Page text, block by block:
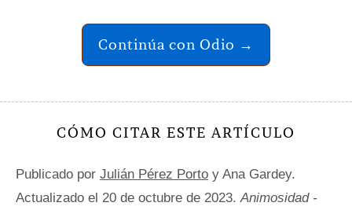
Continúa con Odio →
CÓMO CITAR ESTE ARTÍCULO
Publicado por Julián Pérez Porto y Ana Gardey.
Actualizado el 20 de octubre de 2023.Animosidad -